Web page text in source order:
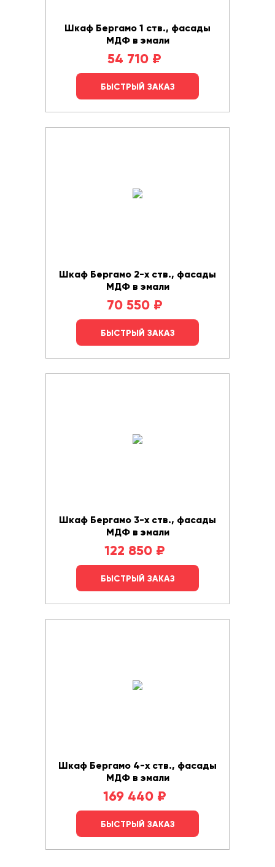
Шкаф Бергамо 1 ств., фасады
МДФ в эмали
54 710 ₽
БЫСТРЫЙ ЗАКАЗ
Шкаф Бергамо 2-х ств., фасады
МДФ в эмали
70 550 ₽
БЫСТРЫЙ ЗАКАЗ
Шкаф Бергамо 3-х ств., фасады
МДФ в эмали
122 850 ₽
БЫСТРЫЙ ЗАКАЗ
Шкаф Бергамо 4-х ств., фасады
МДФ в эмали
169 440 ₽
БЫСТРЫЙ ЗАКАЗ